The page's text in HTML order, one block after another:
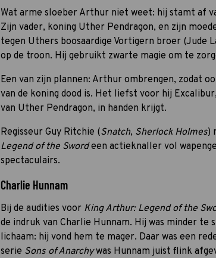
Wat arme sloeber Arthur niet weet: hij stamt af
Zijn vader, koning Uther Pendragon, en zijn
tegen Uthers boosaardige Vortigern broer (Jude
op de troon. Hij gebruikt zwarte magie om te
Een van zijn plannen: Arthur ombrengen, zodat
van de koning dood is. Het liefst voor hij
van Uther Pendragon, in handen krijgt.
Regisseur Guy Ritchie (Snatch, Sherlock Holmes)
Legend of the Swordeen actieknaller vol
spectaculairs.
Charlie Hunnam
Bij de audities voor King Arthur: Legend of the
de indruk van Charlie Hunnam. Hij was minder te
lichaam: hij vond hem te mager. Daar was een
serie Sons of Anarchywas Hunnam juist flink